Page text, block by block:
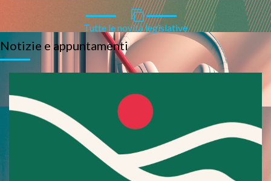
Pubblicato ilrapporto 2024 dell'Osservatorio
interistituzionale sulle persone straniere nella Città
metropolitana di Torino
. In quest'edizione il focus è sulle
sfide della stabilizzazione
Tutte le novità legislative
Notizie e appuntamenti